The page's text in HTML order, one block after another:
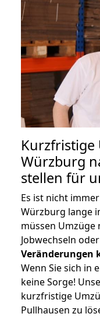
Kurzfristige
Würzburg
stellen für
Es ist nicht
Würzburg lange
müssen Umzüge
Jobwechseln
Veränderungen
Wenn Sie sich in
keine Sorge!
kurzfristige
Pullhausen zu